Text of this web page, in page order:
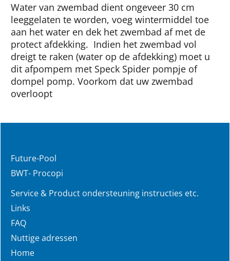
Water van zwembad dient ongeveer 30 cm
leeggelaten te worden, voeg wintermiddel toe
aan het water en dek het zwembad af met de
protect afdekking. Indien het zwembad vol
dreigt te raken (water op de afdekking) moet u
dit afpompem met Speck Spider pompje of
dompel pomp. Voorkom dat uw zwembad
overloopt
Future-Pool
BWT- Procopi
Service & Product ondersteuning instructies etc.
Links
FAQ
Nuttige adressen
Home